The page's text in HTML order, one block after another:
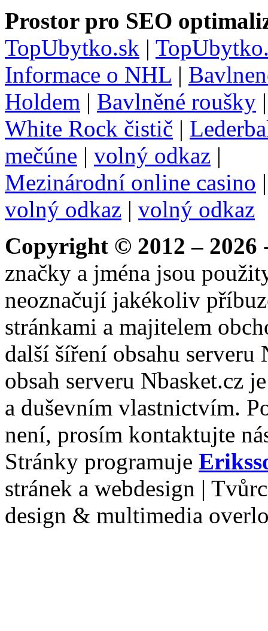
Prostor pro SEO
TopUbytko.sk |
Informace o NHL |
Holdem | Bavlněné roušky
White Rock čistič |
mečúne | volný odkaz |
Mezinárodní online casino
volný odkaz | volný odkaz
Copyright © 2012 – 2026
značky a jména jsou
neoznačují jakékoliv
stránkami a majitelem
další šíření obsahu serveru
obsah serveru Nbasket.cz
a duševním vlastnictvím.
není, prosím kontaktujte
Stránky programuje
stránek a webdesign |
design & multimedia